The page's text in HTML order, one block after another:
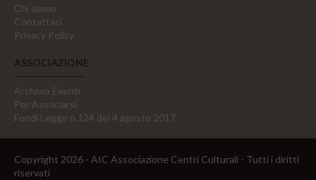
Chi siamo
Contattaci
Privacy Policy
ASSOCIAZIONE
Archivio Eventi
Per Associarsi
Fondi Legge n.124 del 4 agosto 2017
Copyright 2026 - AIC Associazione Centri Culturali - Tutti i diritti
riservati